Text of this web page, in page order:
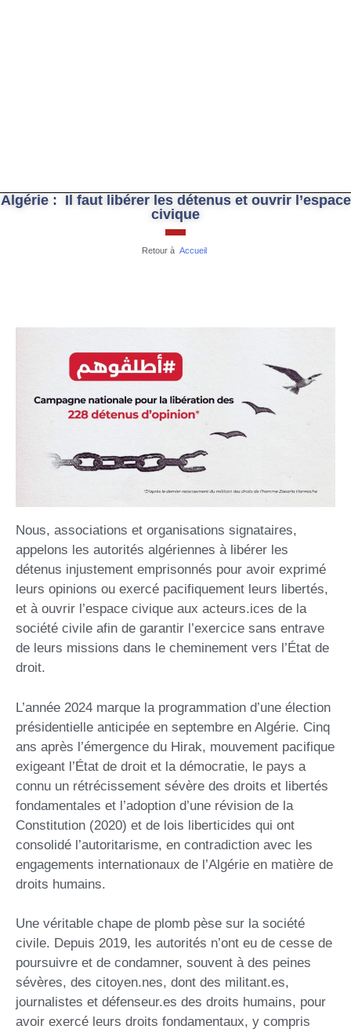
Algérie : Il faut libérer les détenus et ouvrir l’espace
civique
Retour à Accueil
Nous, associations et organisations signataires,
appelons les autorités algériennes à libérer les
détenus injustement emprisonnés pour avoir exprimé
leurs opinions ou exercé pacifiquement leurs libertés,
et à ouvrir l’espace civique aux acteurs.ices de la
société civile afin de garantir l’exercice sans entrave
de leurs missions dans le cheminement vers l’État de
droit.
L’année 2024 marque la programmation d’une élection
présidentielle anticipée en septembre en Algérie. Cinq
ans après l’émergence du Hirak, mouvement pacifique
exigeant l’État de droit et la démocratie, le pays a
connu un rétrécissement sévère des droits et libertés
fondamentales et l’adoption d’une révision de la
Constitution (2020) et de lois liberticides qui ont
consolidé l’autoritarisme, en contradiction avec les
engagements internationaux de l’Algérie en matière de
droits humains.
Une véritable chape de plomb pèse sur la société
civile. Depuis 2019, les autorités n’ont eu de cesse de
poursuivre et de condamner, souvent à des peines
sévères, des citoyen.nes, dont des militant.es,
journalistes et défenseur.es des droits humains, pour
avoir exercé leurs droits fondamentaux, y compris